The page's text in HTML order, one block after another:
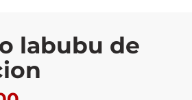
labubu de